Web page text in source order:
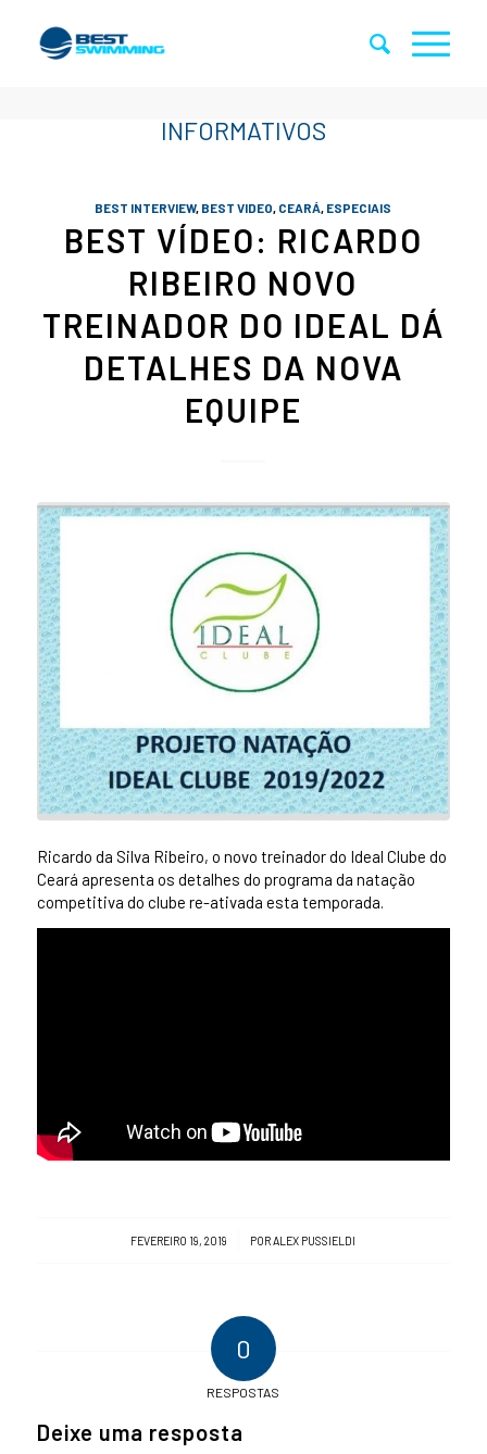
BEST INTERVIEW, BEST VIDEO, CEARÁ, ESPECIAIS
BEST VÍDEO: RICARDO
RIBEIRO NOVO
TREINADOR DO IDEAL DÁ
DETALHES DA NOVA
EQUIPE
Ricardo da Silva Ribeiro, o novo treinador do Ideal Clube do
Ceará apresenta os detalhes do programa da natação
competitiva do clube re-ativada esta temporada.
FEVEREIRO 19, 2019
/ PORALEX PUSSIELDI
0
RESPOSTAS
Deixe uma resposta